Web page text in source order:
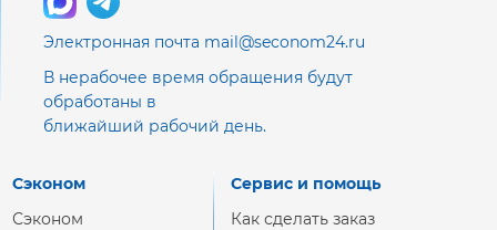
Электронная почта mail@seconom24.ru
В нерабочее время обращения будут
обработаны в
ближайший рабочий день.
Сэконом
Сэконом
Сервис и помощь
Как сделать заказ